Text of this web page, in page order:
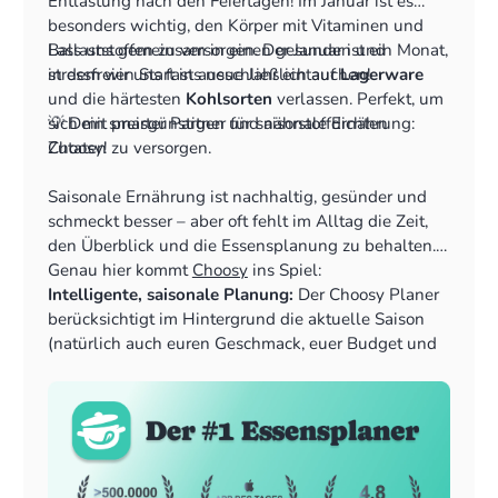
besonders wichtig, den Körper mit Vitaminen und
Ballaststoffen zu versorgen. Der Januar ist ein Monat,
in dem wir uns fast ausschließlich aufLagerware
und die härtesten Kohlsorten verlassen. Perfekt, um
sich mit preisgünstigen und nährstoffdichten
Zutaten zu versorgen.
Lass uns gemeinsam in einen gesunden und
stressfreien Start ins neue Jahr eintauchen!
💡 Dein smarter Partner für saisonale Ernährung:
Choosy!
Saisonale Ernährung ist nachhaltig, gesünder und
schmeckt besser – aber oft fehlt im Alltag die Zeit,
den Überblick und die Essensplanung zu behalten.
Genau hier kommt Choosyins Spiel:
Intelligente, saisonale Planung: Der Choosy Planer
berücksichtigt im Hintergrund die aktuelle Saison
(natürlich auch euren Geschmack, euer Budget und
automatisch und ohne Aufwand saisonal.
Smartes Vorratsmanagement und Alternativen:Du
hast eine bestimmte Kohlsorte oder ein anderes
Wintergemüse zu Hause? Choosy ermöglicht es dir,